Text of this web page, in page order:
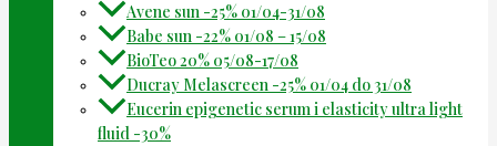
Avene sun -25% 01/04-31/08
Babe sun -22% 01/08 – 15/08
BioTeo 20% 05/08-17/08
Ducray Melascreen -25% 01/04 do 31/08
Eucerin epigenetic serum i elasticity ultra light
fluid -30%